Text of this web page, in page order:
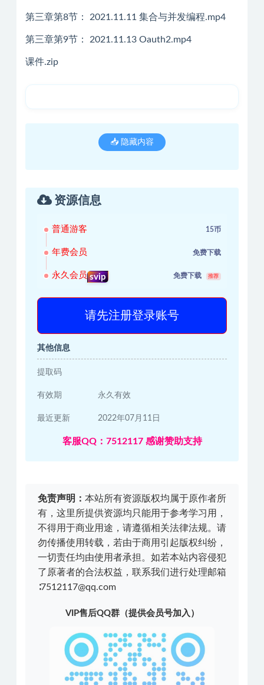
第三章第8节： 2021.11.11 集合与并发编程.mp4
第三章第9节： 2021.11.13 Oauth2.mp4
课件.zip
📥 隐藏内容
资源信息
普通游客 15币
年费会员 免费下载
永久会员 svip 免费下载 推荐
请先注册登录账号
其他信息
提取码
有效期 永久有效
最近更新 2022年07月11日
客服QQ：7512117 感谢赞助支持
免责声明： 本站所有资源版权均属于原作者所
有，这里所提供资源均只能用于参考学习用，
不得用于商业用途，请遵循相关法律法规。请
勿传播使用转载，若由于商用引起版权纠纷，
一切责任均由使用者承担。如若本站内容侵犯
了原著者的合法权益，联系我们进行处理邮箱
∶7512117@qq.com
VIP售后QQ群（提供会员号加入）